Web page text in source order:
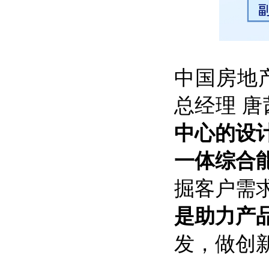
中国房地
总经理
中心的设
一体综合
掘客户需
是助力产
发，做创